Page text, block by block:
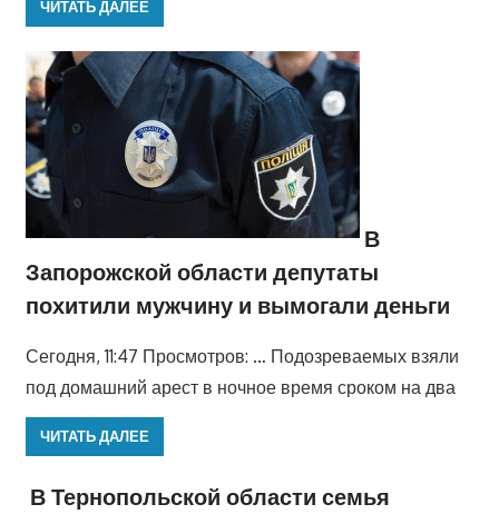
ЧИТАТЬ ДАЛЕЕ
В
Запорожской области депутаты
похитили мужчину и вымогали деньги
Сегодня, 11:47 Просмотров: … Подозреваемых взяли
под домашний арест в ночное время сроком на два
ЧИТАТЬ ДАЛЕЕ
В Тернопольской области семья